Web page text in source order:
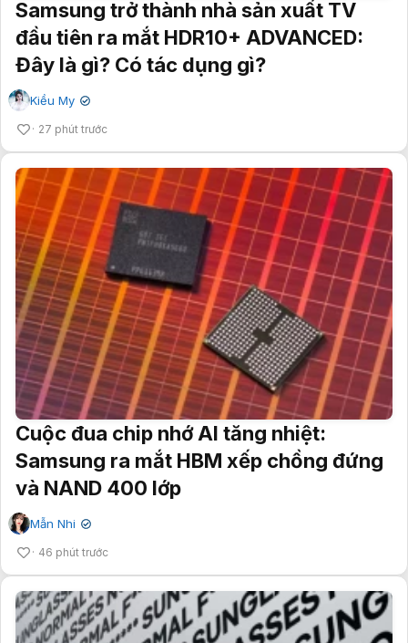
Samsung trở thành nhà sản xuất TV
đầu tiên ra mắt HDR10+ ADVANCED:
Đây là gì? Có tác dụng gì?
Kiều My ✔
27 phút trước
Cuộc đua chip nhớ AI tăng nhiệt:
Samsung ra mắt HBM xếp chồng đứng
và NAND 400 lớp
Mẫn Nhi ✔
46 phút trước